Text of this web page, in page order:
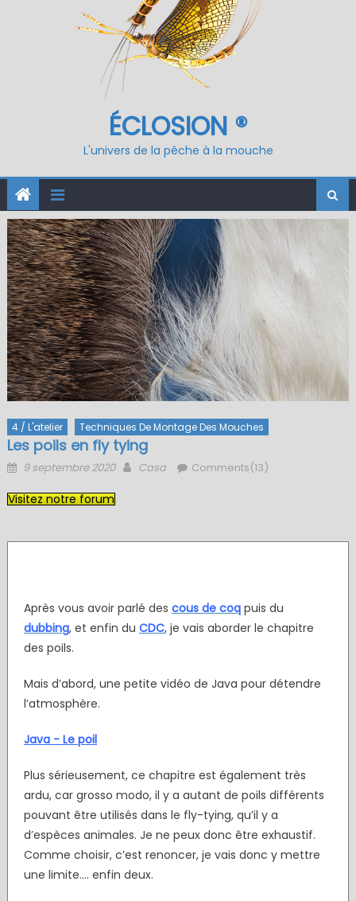
ÉCLOSION ®
L'univers de la pêche à la mouche
4 / L'atelier Techniques De Montage Des Mouches
Les poils en fly tying
Posted
9 septembre 2020 Author
Casa Comments(13)
Visitez notre forum
Après vous avoir parlé des cous de coqpuis du
dubbing, et enfin du CDC, je vais aborder le chapitre
des poils.
Mais d’abord, une petite vidéo de Java pour détendre
l’atmosphère.
Java - Le poil
Plus sérieusement, ce chapitre est également très
ardu, car grosso modo, il y a autant de poils différents
pouvant être utilisés dans le fly-tying, qu’il y a
d’espèces animales. Je ne peux donc être exhaustif.
Comme choisir, c’est renoncer, je vais donc y mettre
une limite…. enfin deux.